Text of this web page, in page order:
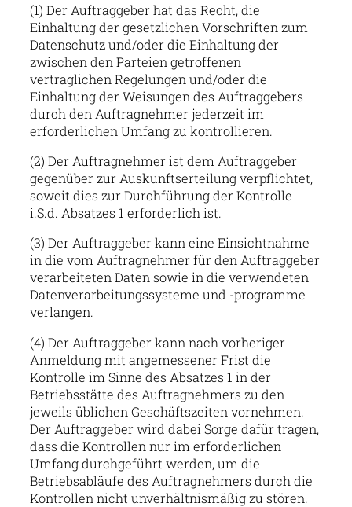
(1) Der Auftraggeber hat das Recht, die
Einhaltung der gesetzlichen Vorschriften zum
Datenschutz und/oder die Einhaltung der
zwischen den Parteien getroffenen
vertraglichen Regelungen und/oder die
Einhaltung der Weisungen des Auftraggebers
durch den Auftragnehmer jederzeit im
erforderlichen Umfang zu kontrollieren.
(2) Der Auftragnehmer ist dem Auftraggeber
gegenüber zur Auskunftserteilung verpflichtet,
soweit dies zur Durchführung der Kontrolle
i.S.d. Absatzes 1 erforderlich ist.
(3) Der Auftraggeber kann eine Einsichtnahme
in die vom Auftragnehmer für den Auftraggeber
verarbeiteten Daten sowie in die verwendeten
Datenverarbeitungssysteme und -programme
verlangen.
(4) Der Auftraggeber kann nach vorheriger
Anmeldung mit angemessener Frist die
Kontrolle im Sinne des Absatzes 1 in der
Betriebsstätte des Auftragnehmers zu den
jeweils üblichen Geschäftszeiten vornehmen.
Der Auftraggeber wird dabei Sorge dafür tragen,
dass die Kontrollen nur im erforderlichen
Umfang durchgeführt werden, um die
Betriebsabläufe des Auftragnehmers durch die
Kontrollen nicht unverhältnismäßig zu stören.